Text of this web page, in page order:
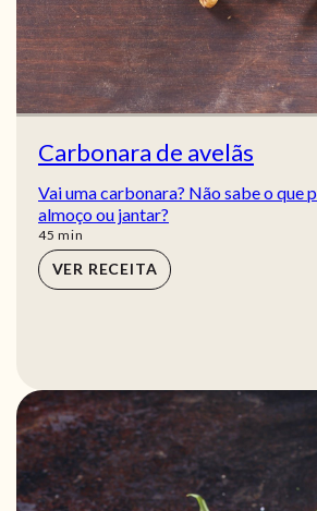
Carbonara de avelãs
Vai uma carbonara? Não sabe o que
almoço ou jantar?
45 min
min
VER RECEITA